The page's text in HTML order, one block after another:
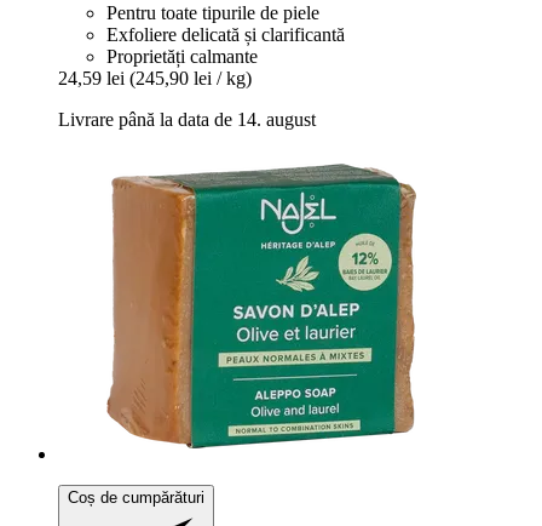
Pentru toate tipurile de piele
Exfoliere delicată și clarificantă
Proprietăți calmante
24,59 lei (245,90 lei / kg)
Livrare până la data de 14. august
Coș de cumpărături